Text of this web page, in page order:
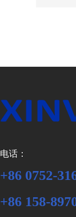
电话：
+86 0752-
+86 158-